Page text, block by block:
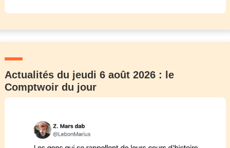
Actualités du jeudi 6 août 2026 : le
Comptwoir du jour